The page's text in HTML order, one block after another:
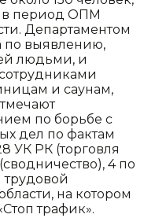
в период ОПМ
Департаментом
по выявлению,
людьми, и
и саунам,
по борьбе с
дел по фактам
УК РК (торговля
4 по
трудовой
на котором
трафик».